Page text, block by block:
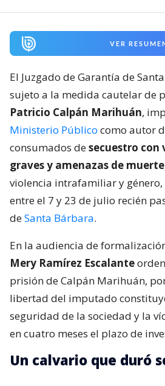
VER
El Juzgado de Garantía de
sujeto a la medida cautelar de
Patricio Calpán Marihuán,
Ministerio Público como autor
consumados desecuestro con
graves y amenazas de muerte
violencia intrafamiliar y
entre el 7 y 23 de julio recién
deSanta Bárbara.
En la audiencia de
Mery Ramírez Escalante
prisión de Calpán Marihuán,
libertad del imputado
seguridad de la sociedad y la
en cuatro meses el plazo de
Un calvario que duró